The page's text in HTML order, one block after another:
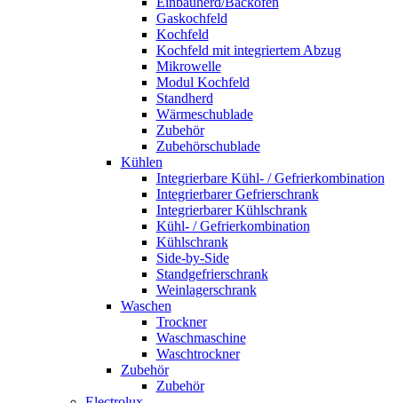
Gaskochfeld
Kochfeld
Kochfeld mit integriertem Abzug
Mikrowelle
Modul Kochfeld
Standherd
Wärmeschublade
Zubehör
Zubehörschublade
Kühlen
Integrierbare Kühl- / Gefrierkombination
Integrierbarer Gefrierschrank
Integrierbarer Kühlschrank
Kühl- / Gefrierkombination
Kühlschrank
Side-by-Side
Standgefrierschrank
Weinlagerschrank
Waschen
Trockner
Waschmaschine
Waschtrockner
Zubehör
Zubehör